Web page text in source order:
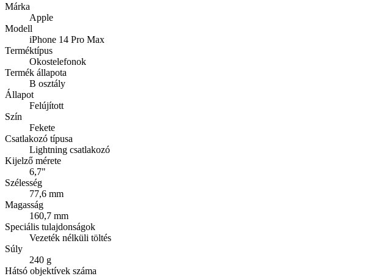
Márka
Apple
Modell
iPhone 14 Pro Max
Terméktípus
Okostelefonok
Termék állapota
B osztály
Állapot
Felújított
Szín
Fekete
Csatlakozó típusa
Lightning csatlakozó
Kijelző mérete
6,7"
Szélesség
77,6 mm
Magasság
160,7 mm
Speciális tulajdonságok
Vezeték nélküli töltés
Súly
240 g
Hátsó objektívek száma